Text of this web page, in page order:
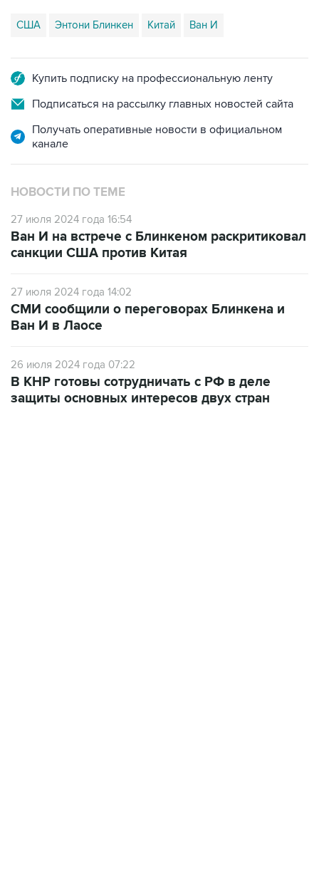
США Энтони Блинкен Китай Ван И
Купить подписку на профессиональную ленту
Подписаться на рассылку главных новостей сайта
Получать оперативные новости в официальном
канале
НОВОСТИ ПО ТЕМЕ
27 июля 2024 года 16:54
Ван И на встрече с Блинкеном раскритиковал
санкции США против Китая
27 июля 2024 года 14:02
СМИ сообщили о переговорах Блинкена и
Ван И в Лаосе
26 июля 2024 года 07:22
В КНР готовы сотрудничать с РФ в деле
защиты основных интересов двух стран